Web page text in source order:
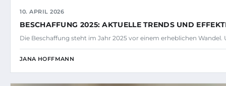
10. APRIL 2026
BESCHAFFUNG 2025: AKTUELLE TRENDS UND
Die Beschaffung steht im Jahr 2025 vor einem erheblichen
JANA HOFFMANN